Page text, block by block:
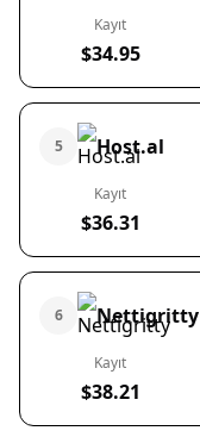
Kayıt
$34.95
5 Host.al
Kayıt
$36.31
6 Nettigritty
Kayıt
$38.21